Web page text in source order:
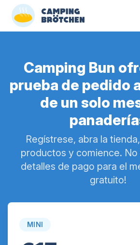
Camping Bun
prueba de pedido
de un solo
Regístrese, abra la
productos y comience.
detalles de pago para el
gratuito!
MINI